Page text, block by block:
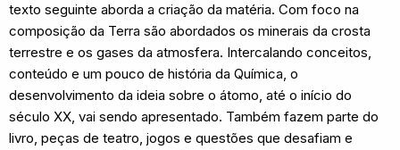
texto seguinte aborda a criação da matéria. Com foco na
composição da Terra são abordados os minerais da crosta
terrestre e os gases da atmosfera. Intercalando conceitos,
conteúdo e um pouco de história da Química, o
desenvolvimento da ideia sobre o átomo, até o início do
século XX, vai sendo apresentado. Também fazem parte do
livro, peças de teatro, jogos e questões que desafiam e